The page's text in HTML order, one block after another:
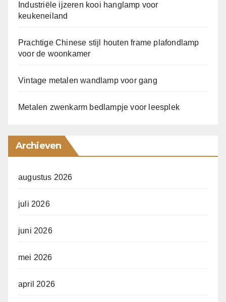
Industriële ijzeren kooi hanglamp voor
keukeneiland
Prachtige Chinese stijl houten frame plafondlamp
voor de woonkamer
Vintage metalen wandlamp voor gang
Metalen zwenkarm bedlampje voor leesplek
Archieven
augustus 2026
juli 2026
juni 2026
mei 2026
april 2026